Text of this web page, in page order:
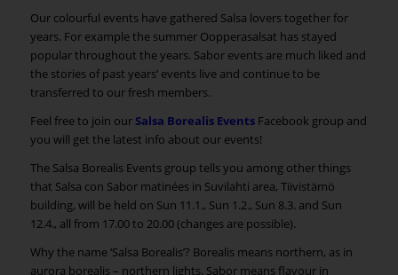
Our colourful events have gathered Salsa lovers together for
years. For example the summer Oopperasalsat has stayed
popular throughout the years. Sabor events are much liked and
the stories of past years’ events live and continue to be
transferred to our fresh members.
Feel free to join our Salsa Borealis EventsFacebook group and
you will get the latest info about our events!
The Salsa Borealis Events group tells you among other things
that Salsa con Sabor matinées in Suvilahti area, Tiivistämö
building, will be held on Sun 11.1., Sun 1.2., Sun 8.3. and Sun
12.4., all from 17.00 to 20.00 (changes are possible).
Why the name ‘Salsa Borealis’? Borealis means northern, as in
aurora borealis – northern lights. Sabor means flavour in